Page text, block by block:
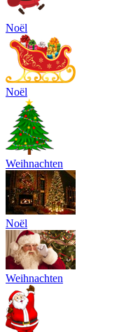
Noël
Noël
Weihnachten
Noël
Weihnachten